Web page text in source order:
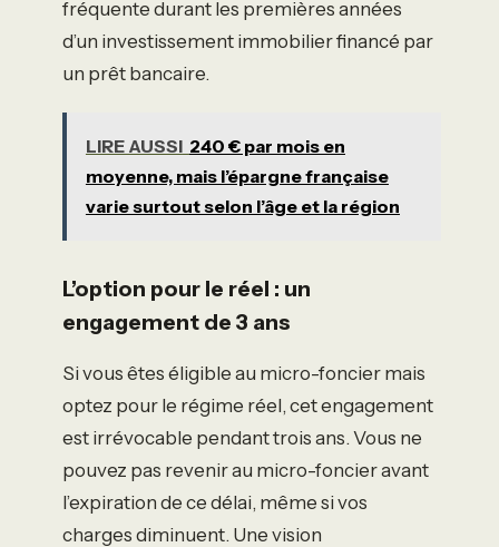
fréquente durant les premières années
d’un investissement immobilier financé par
un prêt bancaire.
LIRE AUSSI 240 € par mois en
moyenne, mais l’épargne française
varie surtout selon l’âge et la région
L’option pour le réel : un
engagement de 3 ans
Si vous êtes éligible au micro-foncier mais
optez pour le régime réel, cet engagement
est irrévocable pendant trois ans. Vous ne
pouvez pas revenir au micro-foncier avant
l’expiration de ce délai, même si vos
charges diminuent. Une vision